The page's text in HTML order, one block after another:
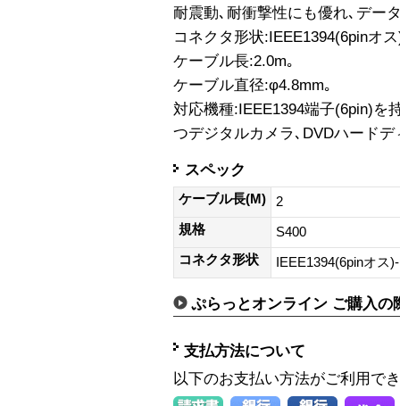
耐震動､耐衝撃性にも優れ､デー
コネクタ形状:IEEE1394(6pinオ
ケーブル長:2.0m｡
ケーブル直径:φ4.8mm｡
対応機種:IEEE1394端子(6pin)を
つデジタルカメラ､DVDハード
スペック
ケーブル長(M)
2
規格
S400
コネクタ形状
IEEE1394(6pinオス
ぷらっとオンライン ご購入の
支払方法について
以下のお支払い方法がご利用で